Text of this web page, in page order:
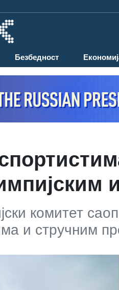
Безбедност
комитет
и стручним